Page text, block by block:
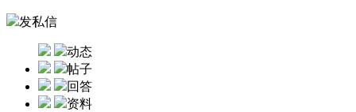
发私信
动态
帖子
回答
资料